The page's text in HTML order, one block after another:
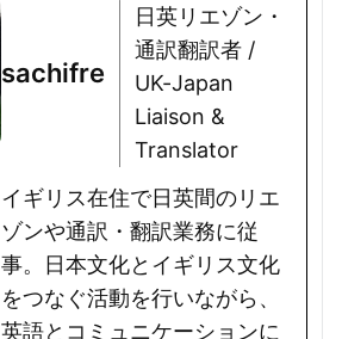
sachifre
日英リエゾン・
通訳翻訳者 /
UK-Japan
Liaison &
Translator
イギリス在住で日英間のリエ
ゾンや通訳・翻訳業務に従
事。日本文化とイギリス文化
をつなぐ活動を行いながら、
英語とコミュニケーションに